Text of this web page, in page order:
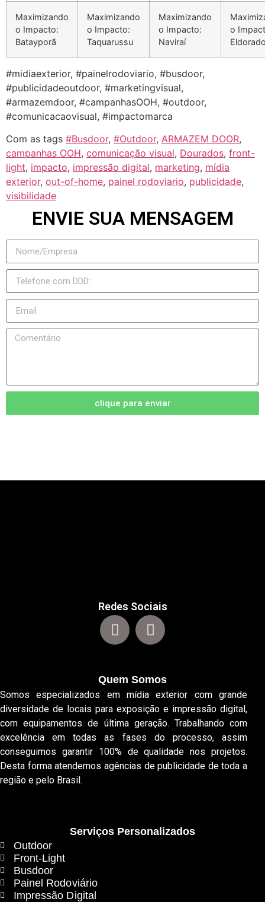
Maximizando
o Impacto:
Batayporã
Maximizando
o Impacto:
Taquarussu
Maximizando
o Impacto:
Naviraí
o
#midiaexterior, #painelrodoviario, #busdoor,
#publicidadeoutdoor, #marketingvisual,
#armazemdoor, #campanhasOOH, #outdoor,
#comunicacaovisual, #impactomarca
Com as tags #Busdoor, #Outdoor, ARMAZEM DOOR,
campanhas OOH, comunicação visual, Dourados, front-
light, impacto, impressão digital, marketing, mídia
exterior, out-of-home, painel rodoviario, publicidade,
visibilidade
ENVIE SUA MENSAGEM
clique para enviar
Redes Sociais
Quem Somos
Somos especializados em mídia exterior com grande
diversidade de locais para exposição e impressão digital,
com equipamentos de última geração. Trabalhando com
excelência em todas as fases do processo, assim
conseguimos garantir 100% de qualidade nos projetos.
Desta forma atendemos agências de publicidade de toda a
região e pelo Brasil.
Serviços Personalizados
Outdoor
Front-Light
Busdoor
Painel Rodoviário
Impressão Digital